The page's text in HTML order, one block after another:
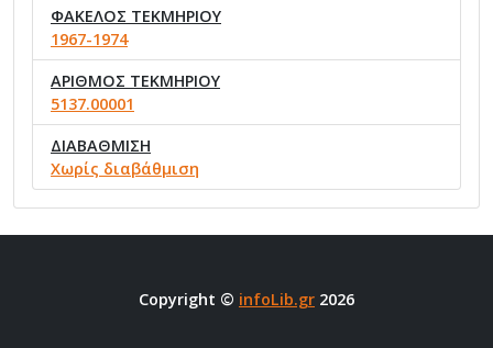
ΦΑΚΕΛΟΣ ΤΕΚΜΗΡΙΟΥ
1967-1974
ΑΡΙΘΜΟΣ ΤΕΚΜΗΡΙΟΥ
5137.00001
ΔΙΑΒΑΘΜΙΣΗ
Χωρίς διαβάθμιση
Copyright © infoLib.gr 2026